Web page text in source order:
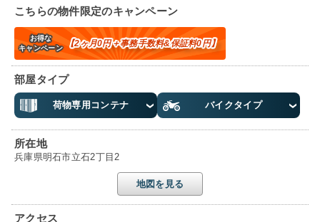
こちらの物件限定のキャンペーン
お得な
キャンペーン
【2ヶ月0円＋事務手数料&保証料0円】
部屋タイプ
荷物専用コンテナ バイクタイプ
所在地
兵庫県明石市立石2丁目2
地図を見る
アクセス